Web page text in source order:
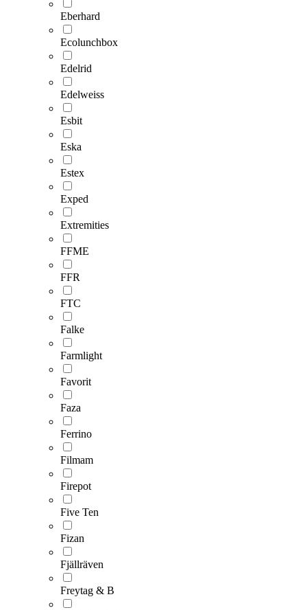
Eberhard
Ecolunchbox
Edelrid
Edelweiss
Esbit
Eska
Estex
Exped
Extremities
FFME
FFR
FTC
Falke
Farmlight
Favorit
Faza
Ferrino
Filmam
Firepot
Five Ten
Fizan
Fjällräven
Freytag & B